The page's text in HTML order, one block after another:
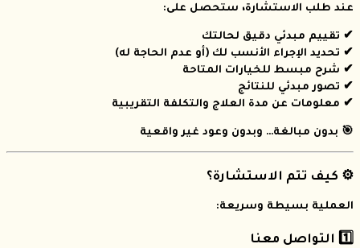
عند طلب الاستشارة، ستحصل على:
✔ تقييم مبدئي دقيق لحالتك
✔ تحديد الإجراء الأنسب لك (أو عدم الحاجة له)
✔ شرح مبسط للخيارات المتاحة
✔ تصور مبدئي للنتائج
✔ معلومات عن مدة العلاج والتكلفة التقريبية
🎯 بدون مبالغة… وبدون وعود غير واقعية
⚙️ كيف تتم الاستشارة؟
العملية بسيطة وسريعة:
1️⃣ التواصل معنا